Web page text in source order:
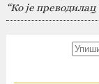
“Ко је